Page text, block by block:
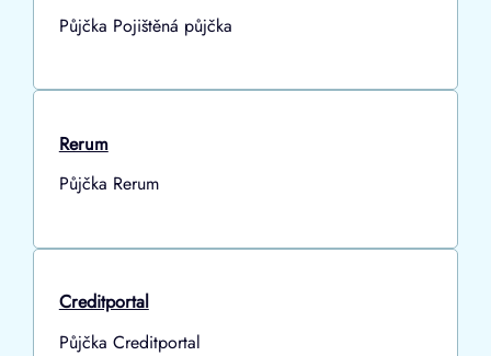
Půjčka Pojištěná půjčka
Rerum
Půjčka Rerum
Creditportal
Půjčka Creditportal